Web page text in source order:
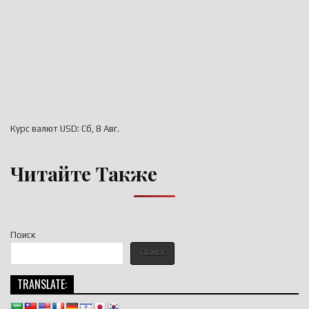
Поиск
Поиск
TRANSLATE:
Курс валют USD: Сб, 8 Авг.
Читайте Также